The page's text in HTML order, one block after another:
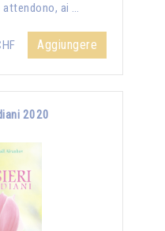
ai …
Aggiungere
2020